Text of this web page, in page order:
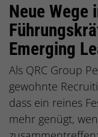
Neue Wege
Emerging
Als QRC Group
gewohnte
dass ein reines
mehr genügt,